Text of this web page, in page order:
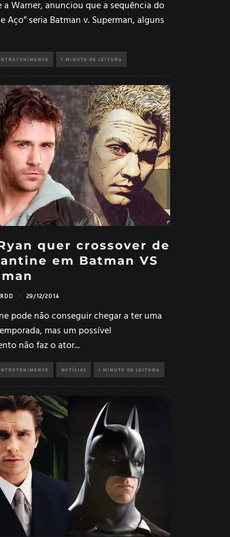
a Warner, anunciou que a sequência do
Aço” seria Batman v. Superman, alguns
1 MINUTO DE LEITURA
quer crossover de
em Batman VS
· 29/12/2014
pode não conseguir chegar a ter uma
mas um possível
não faz o ator...
NOTÍCIAS 1 MINUTO DE LEITURA